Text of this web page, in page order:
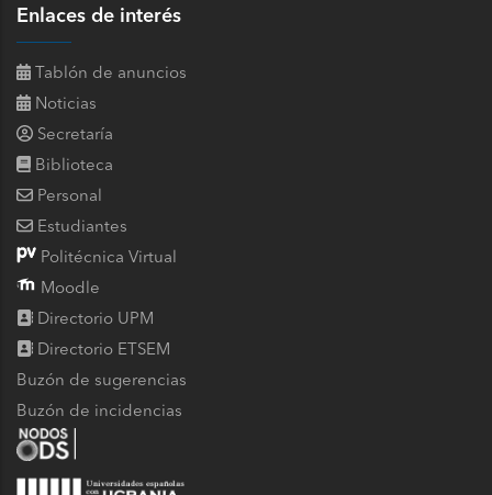
Enlaces de interés
Tablón de anuncios
Noticias
Secretaría
Biblioteca
Personal
Estudiantes
Politécnica Virtual
Moodle
Directorio UPM
Directorio ETSEM
Buzón de sugerencias
Buzón de incidencias